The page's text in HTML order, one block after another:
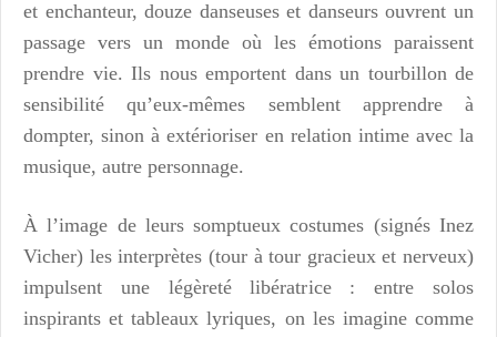
et enchanteur, douze danseuses et danseurs ouvrent un
passage vers un monde où les émotions paraissent
prendre vie. Ils nous emportent dans un tourbillon de
sensibilité qu’eux-mêmes semblent apprendre à
dompter, sinon à extérioriser en relation intime avec la
musique, autre personnage.
À l’image de leurs somptueux costumes (signés Inez
Vicher) les interprètes (tour à tour gracieux et nerveux)
impulsent une légèreté libératrice : entre solos
inspirants et tableaux lyriques, on les imagine comme